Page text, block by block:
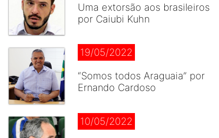
Uma extorsão aos brasileiros
por Caiubi Kuhn
19/05/2022
“Somos todos Araguaia” por
Ernando Cardoso
10/05/2022